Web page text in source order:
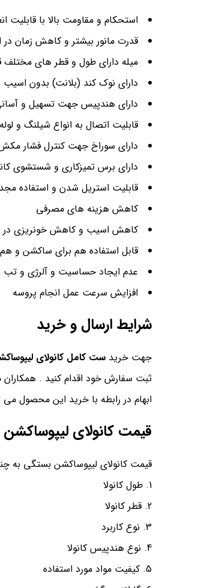
استحکام و مقاومت بالا با قابلیت
قدرت مانور بیشتر و کاهش زمان در
میله دارای طول و قطر های
دارای نوک کند (بلانت) بدون اسیب
دارای هندپیس جهت تسهیل و
قابلیت اتصال به انواع شیلنگ و
دارای سوراخ جهت کنترل فشار
دارای برس تمیزکاری و شستشوی
قابلیت استریل شدن و استفاده
کاهش هزینه های مصرفی
کاهش اسیب و کاهش خونریزی در
قابل استفاده هم برای ساکشن و
عدم ایجاد حساسیت و آلرژی و
افزایش سرعت عمل انجام پروسه
شرایط ارسال و خرید
جهت خرید ست کامل کانولای
ثبت سفارش خود اقدام کنید .
ابهام در رابطه با خرید این محصول می
قیمت کانولای لیپوساکشن
قیمت کانولای لیپوساکشن بستگی به
طول کانولا
قطر کانولا
نوع کاربرد
نوع هندپیس کانولا
کیفیت مواد مورد استفاده